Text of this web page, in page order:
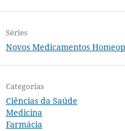
Séries
Novos Medicamentos
Categorias
Ciências da Saúde
Medicina
Farmácia